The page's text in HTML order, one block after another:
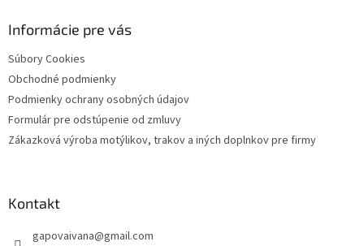
Informácie pre vás
Súbory Cookies
Obchodné podmienky
Podmienky ochrany osobných údajov
Formulár pre odstúpenie od zmluvy
Zákazková výroba motýlikov, trakov a iných doplnkov pre firmy
Kontakt
gapovaivana@gmail.com